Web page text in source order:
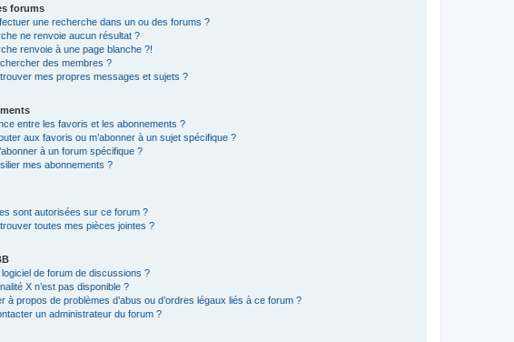
forums
une recherche dans un ou des forums ?
ne renvoie aucun résultat ?
renvoie à une page blanche ?!
des membres ?
mes propres messages et sujets ?
entre les favoris et les abonnements ?
aux favoris ou m’abonner à un sujet spécifique ?
à un forum spécifique ?
mes abonnements ?
sont autorisées sur ce forum ?
toutes mes pièces jointes ?
de forum de discussions ?
X n’est pas disponible ?
à propos de problèmes d’abus ou d’ordres légaux liés à ce forum ?
un administrateur du forum ?